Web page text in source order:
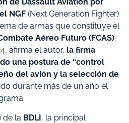
de Dassault Aviation por
NGF (Next Generation Fighter)
de armas que constituye el
Aéreo Futuro (FCAS).
afirma el autor, la firma
una postura de “control
del avión y la selección de
durante más de un año el
de la BDLI, la principal